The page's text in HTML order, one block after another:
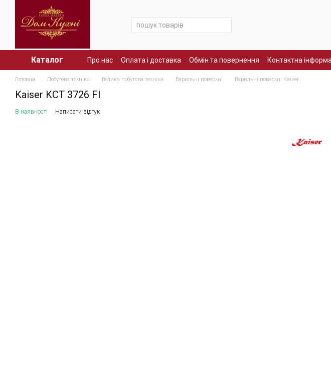
Перейти до основного контенту
Каталог Про нас Оплата і доставка Обмін та повернення Контактна
Головна Побутова техніка Велика побутова техніка Варильні поверхні Варильні поверхні Kaiser
Kaiser KCT 3726 FI
В наявності Написати відгук